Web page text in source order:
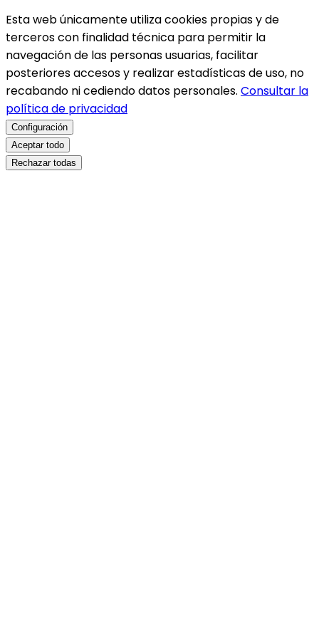
Esta web únicamente utiliza cookies propias y de
terceros con finalidad técnica para permitir la
navegación de las personas usuarias, facilitar
posteriores accesos y realizar estadísticas de uso, no
recabando ni cediendo datos personales. Consultar la
política de privacidad
Configuración
Aceptar todo
Rechazar todas